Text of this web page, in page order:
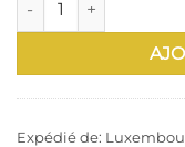
Expédié de: